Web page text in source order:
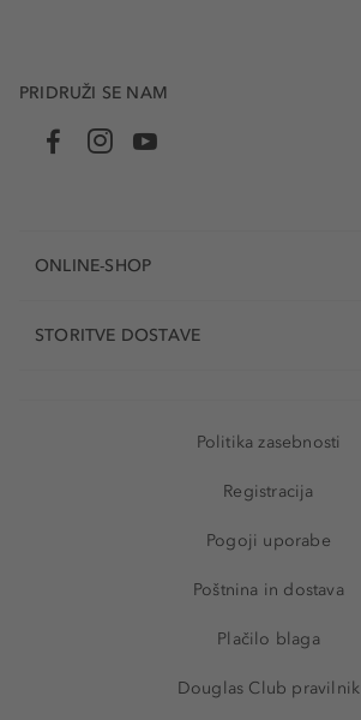
PRIDRUŽI SE NAM
ONLINE-SHOP
STORITVE DOSTAVE
Politika zasebnosti
Registracija
Pogoji uporabe
Poštnina in dostava
Plačilo blaga
Douglas Club pravilnik